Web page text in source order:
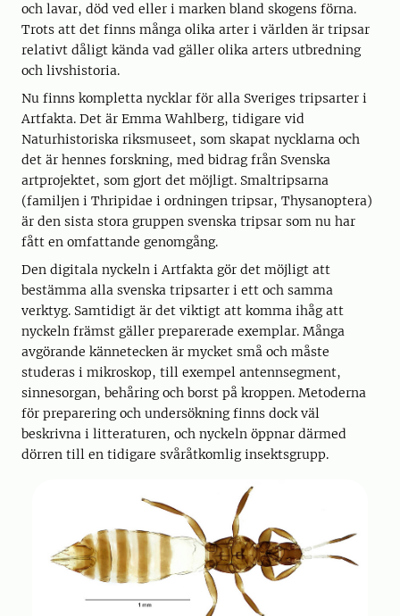
och lavar, död ved eller i marken bland skogens förna.
Trots att det finns många olika arter i världen är tripsar
relativt dåligt kända vad gäller olika arters utbredning
och livshistoria.
Nu finns kompletta nycklar för alla Sveriges tripsarter i
Artfakta. Det är Emma Wahlberg, tidigare vid
Naturhistoriska riksmuseet, som skapat nycklarna och
det är hennes forskning, med bidrag från Svenska
artprojektet, som gjort det möjligt. Smaltripsarna
(familjen i Thripidae i ordningen tripsar, Thysanoptera)
är den sista stora gruppen svenska tripsar som nu har
fått en omfattande genomgång.
Den digitala nyckeln i Artfakta gör det möjligt att
bestämma alla svenska tripsarter i ett och samma
verktyg. Samtidigt är det viktigt att komma ihåg att
nyckeln främst gäller preparerade exemplar. Många
avgörande kännetecken är mycket små och måste
studeras i mikroskop, till exempel antennsegment,
sinnesorgan, behåring och borst på kroppen. Metoderna
för preparering och undersökning finns dock väl
beskrivna i litteraturen, och nyckeln öppnar därmed
dörren till en tidigare svåråtkomlig insektsgrupp.